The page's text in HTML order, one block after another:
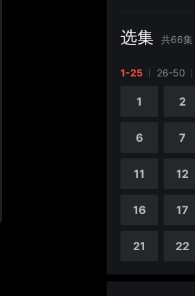
选集 共66集
1-25 26-50
1 2
6 7
11 12
16 17
21 22